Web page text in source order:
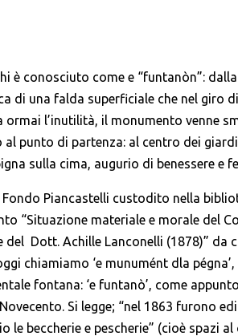
è conosciuto come e “funtanòn”:
di una falda superficiale che nel giro
ormai l’inutilità, il monumento venne
punto di partenza: al centro dei
sulla cima, augurio di benessere e
Fondo Piancastelli custodito nella
“Situazione materiale e morale del
del Dott. Achille Lanconelli (1878)” da
chiamiamo ‘e munumént dla
fontana: ‘e funtanò’, come
Si legge; “nel 1863 furono
le beccherie e pescherie” (cioè spazi